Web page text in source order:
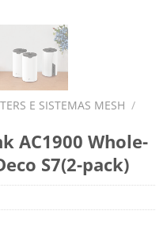
E SISTEMAS MESH /
AC1900 Whole-
S7(2-pack)